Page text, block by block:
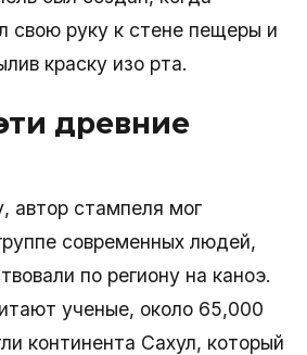
свою руку к стене пещеры и
краску изо рта.
древние
автор стампеля мог
современных людей,
по региону на каноэ.
ученые, около 65,000
континента Сахул, который